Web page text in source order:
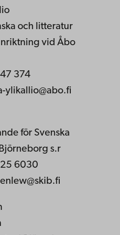
och litteratur
vid Åbo
374
ylikallio@abo.fi
för Svenska
s.r
6030